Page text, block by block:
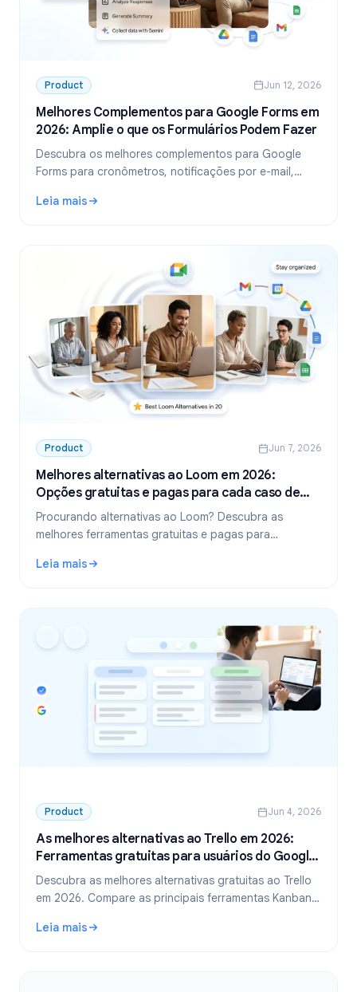
Product Jun 12, 2026
Melhores Complementos para Google Forms em
2026: Amplie o que os Formulários Podem Fazer
Descubra os melhores complementos para Google
Forms para cronômetros, notificações por e-mail,
Forms com extensões gratuitas e pagas.
Leia mais
: Melhores Complementos para Google Forms em 2026:
Product Jun 7, 2026
Melhores alternativas ao Loom em 2026:
Opções gratuitas e pagas para cada caso de
uso
Procurando alternativas ao Loom? Descubra as
melhores ferramentas gratuitas e pagas para
assíncrono em 2026.
Leia mais
: Melhores alternativas ao Loom em 2026: Opções
Product Jun 4, 2026
As melhores alternativas ao Trello em 2026:
Ferramentas gratuitas para usuários do Google
Workspace
Descubra as melhores alternativas gratuitas ao Trello
em 2026. Compare as principais ferramentas Kanban e
Google Workspace.
Leia mais
: As melhores alternativas ao Trello em 2026: